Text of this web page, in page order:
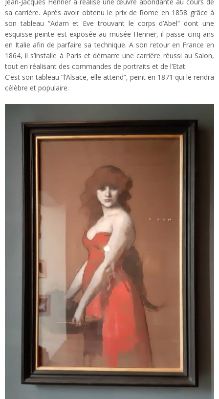
sa carrière. Après avoir obtenu le prix de Rome en 1858 grâce à
son tableau “Adam et Eve trouvant le corps d’Abel” dont une
esquisse peinte est exposée au musée Henner, il passe cinq ans
en Italie afin de parfaire sa technique. A son retour en France en
1864, il s’installe à Paris et démarre une carrière réussi au Salon,
tout en réalisant des commandes de portraits et de l’Etat.
C’est son tableau “l’Alsace, elle attend”, peint en 1871 qui le rendra
célèbre et populaire.